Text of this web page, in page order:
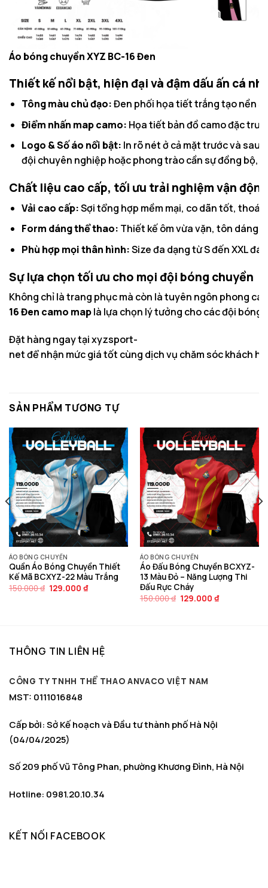
Áo bóng chuyền XYZ BC-16 Đen
Thiết kế nổi bật, hiện đại và đậm dấu ấn cá
Tông màu chủ đạo:Đen phối họa tiết trắng tạo nền
Điểm nhấn map camo: Họa tiết bản đồ camo đặc
Logo & Số áo nổi bật: In rõ nét ở cả mặt trước và sau
đội chuyên nghiệp hoặc phong trào cần sự đồng bộ,
Chất liệu cao cấp, tối ưu trải nghiệm vận động
Vải cao cấp:Sợi tổng hợp mềm mại, co dãn tốt,
Form dáng thể thao: Thiết kế ôm vừa vặn, tôn dáng,
Phù hợp mọi thân hình:Size đa dạng từ S đến XXL
Sự lựa chọn tối ưu cho mọi đội bóng chuyền
Không chỉ là trang phục mà còn là tuyên ngôn phong
16 Đen camo maplà lựa chọn lý tưởng cho các đội
Đặt hàng ngay tạixyzsport-
netđể nhận mức giá tốt cùng dịch vụ chăm sóc khách
SẢN PHẨM TƯƠNG TỰ
ÁO BÓNG CHUYỀN
Quần Áo Bóng Chuyền Thiết
Kế Mã BCXYZ-22 Màu Trắng
150.000₫ Giá
129.000 ₫Giá
ÁO BÓNG CHUYỀN
Áo Đấu Bóng Chuyền BCXYZ-
13 Màu Đỏ – Năng Lượng Thi
Đấu Rực Cháy
150.000₫ Giá
129.000 ₫Giá
THÔNG TIN LIÊN HỆ
CÔNG TY TNHH THỂ THAO ANVACO VIỆT NAM
MST: 0111016848
Cấp bởi: Sở Kế hoạch và Đầu tư thành phố Hà Nội
(04/04/2025)
Số 209 phố Vũ Tông Phan, phường Khương Đình, Hà Nội
Hotline: 0981.20.10.34
KẾT NỐI FACEBOOK